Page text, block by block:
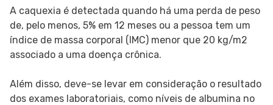
A caquexia é detectada quando há uma perda de peso
de, pelo menos, 5% em 12 meses ou a pessoa tem um
índice de massa corporal (IMC) menor que 20 kg/m2
associado a uma doença crônica.
Além disso, deve-se levar em consideração o resultado
dos exames laboratoriais, como níveis de albumina no